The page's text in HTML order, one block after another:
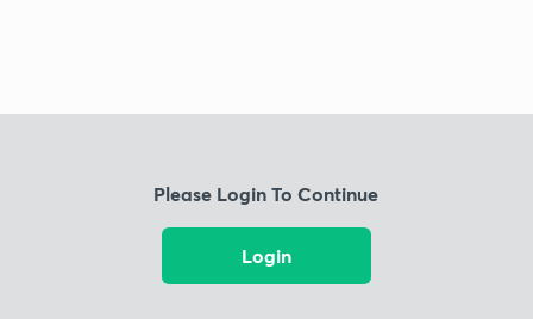
Please Login To Continue
Login